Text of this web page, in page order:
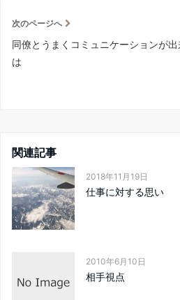
次のページへ
同僚とうまくコミュニケーションが出
は
関連記事
2018年11月19日
仕事に対する思い
2010年6月10日
相手視点